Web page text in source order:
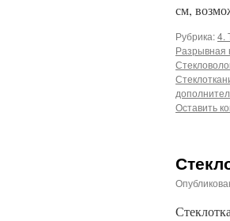
см,
Рубрика:4.
Разрывная
Оставить